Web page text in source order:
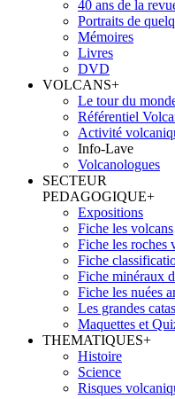
40 ans de la
Portraits de
Mémoires
Livres
DVD
VOLCANS+
Le tour du
Référentiel
Activité
Info-Lave
Volcanologues
SECTEUR
PEDAGOGIQUE+
Expositions
Fiche les volcans
Fiche les roches
Fiche
Fiche minéraux
Fiche les nuées
Les grandes
Maquettes et
THEMATIQUES+
Histoire
Science
Risques